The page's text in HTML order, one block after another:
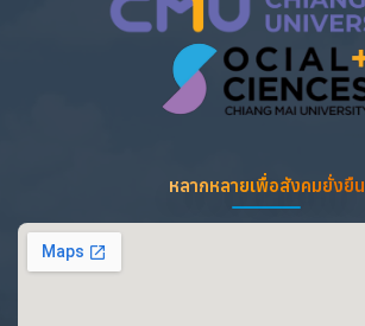
หลากหลายเพื่อสังคมยั่งยืน